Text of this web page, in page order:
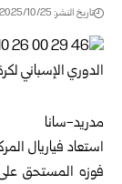
تاريخ النشر: 2025/10/25 11:24 مساءً
مدريد-سانا
استعاد فياريال
فوزه المستحق